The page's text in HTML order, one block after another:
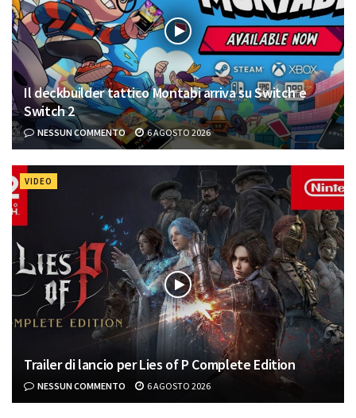
Il deckbuilder tattico Montabi arriva su Switch e
Switch 2
NESSUN COMMENTO 6 AGOSTO 2026
VIDEO
Trailer di lancio per Lies of P Complete Edition
NESSUN COMMENTO 6 AGOSTO 2026